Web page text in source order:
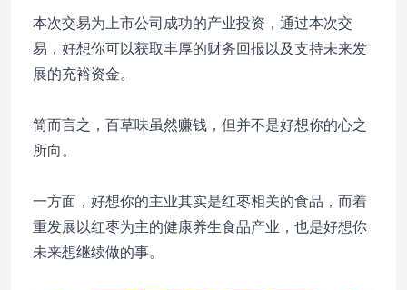
本次交易为上市公司成功的产业投资，通过本次交
易，好想你可以获取丰厚的财务回报以及支持未来发
展的充裕资金。
简而言之，百草味虽然赚钱，但并不是好想你的心之
所向。
一方面，好想你的主业其实是红枣相关的食品，而着
重发展以红枣为主的健康养生食品产业，也是好想你
未来想继续做的事。